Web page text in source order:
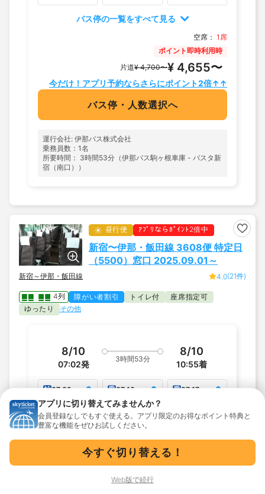
アプリに切り替えてみませんか？
会員登録なしでもすぐ使える。アプリ限定のお得なポイント特典と
豊富な機能をぜひお試しください。
今すぐ切り替える！
Web版で続行
バス停の一覧をすべて見る
空席： 1席
ポイント即時利用時
片道¥ 4,700〜¥ 4,655〜
今だけ！アプリ予約ならさらにポイント2倍↑↑
バス停・人数選択へ
運行会社: 伊那バス株式会社
乗務員数：1名
所要時間： 3時間53分（伊那バス駒ヶ根車庫 - バスタ新
宿（南口））
昼行便 ｱﾌﾟﾘならﾎﾟｲﾝﾄ2倍中
新宿〜伊那・飯田線 3608便 特定日
（5500）窓口 2025.09.01～
新宿～伊那・飯田線 4.0(21件)
4列 障がい者割引 トイレ付
座席指定可
ゆったり
その他
8/10
07:02発
3時間53分
8/10
10:55着
始07:02
伊那バス駒ヶ
根車庫
乗07:10
駒ケ根バスタ
ーミナル
乗07:17
ミナル
前
バス停の一覧をすべて見る